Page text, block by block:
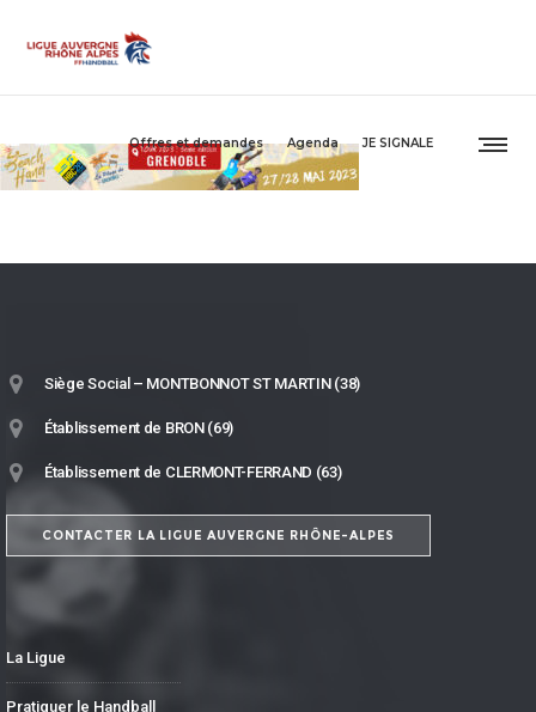
Offres et demandes Agenda JE SIGNALE
Siège Social – MONTBONNOT ST MARTIN (38)
Établissement de BRON (69)
Établissement de CLERMONT-FERRAND (63)
CONTACTER LA LIGUE AUVERGNE RHÔNE-ALPES
La Ligue
Pratiquer le Handball